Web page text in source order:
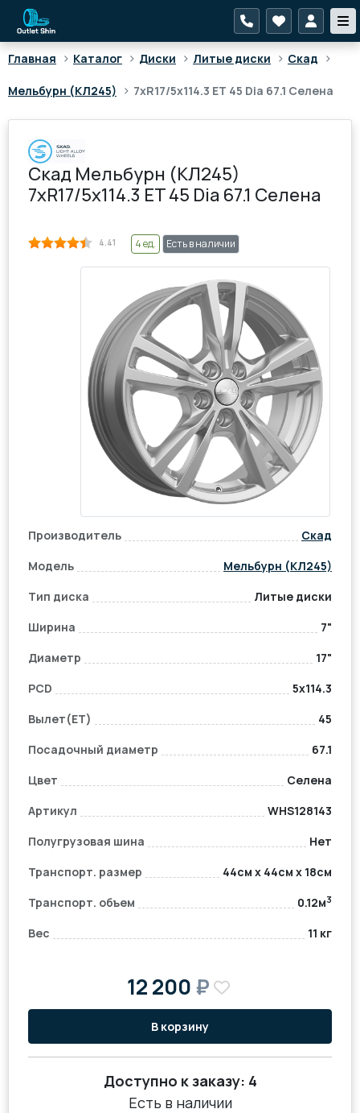
Главная > Каталог > Диски > Литые диски > Скад >
Мельбурн (КЛ245) > 7xR17/5x114.3 ET 45 Dia 67.1 Селена
Скад Мельбурн (КЛ245)
7xR17/5x114.3 ET 45 Dia 67.1 Селена
4.41 4 ед. Есть в наличии
Производитель
Скад
Модель
Мельбурн (КЛ245)
Тип диска
Литые диски
Ширина
7"
Диаметр
17"
PCD
5x114.3
Вылет(ET)
45
Посадочный диаметр
67.1
Цвет
Селена
Артикул
WHS128143
Полугрузовая шина
Нет
Транспорт. размер
44см x 44см x 18см
Транспорт. объем
0.12м3
Вес 11 кг
12 200₽
В корзину
Доступно к заказу: 4
Есть в наличии